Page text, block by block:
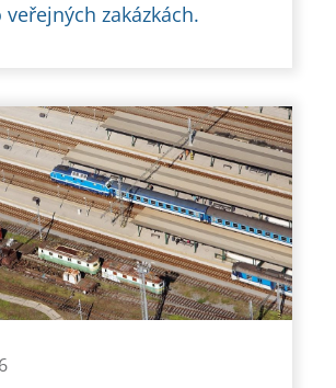
veřejných zakázkách.